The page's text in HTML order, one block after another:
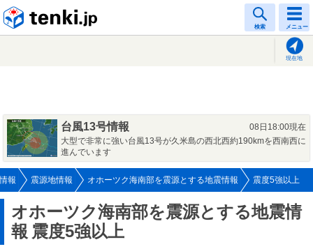
検索 メニュー
現在地
台風13号情報
08日18:00現在
大型で非常に強い台風13号が久米島の西北西約190kmを西南西に
進んでいます
報 震源地情報 オホーツク海南部を震源とする地震情報 震度5強以上
オホーツク海南部を震源とする地震情
報 震度5強以上